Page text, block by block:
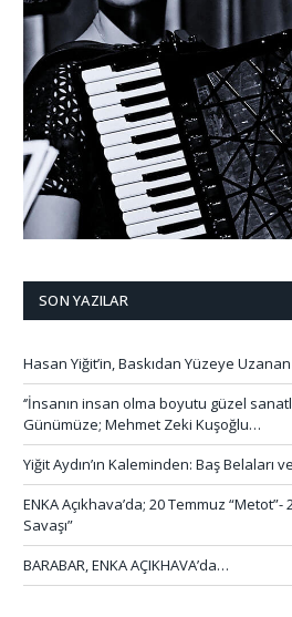
SON YAZILAR
Hasan Yiğit’in, Baskıdan Yüzeye
‘’İnsanın insan olma boyutu güzel
Günümüze; Mehmet Zeki Kuşoğlu…
Yiğit Aydın’ın Kaleminden: Baş Belaları
ENKA Açıkhava’da; 20 Temmuz
Savaşı”
BARABAR, ENKA AÇIKHAVA’da…